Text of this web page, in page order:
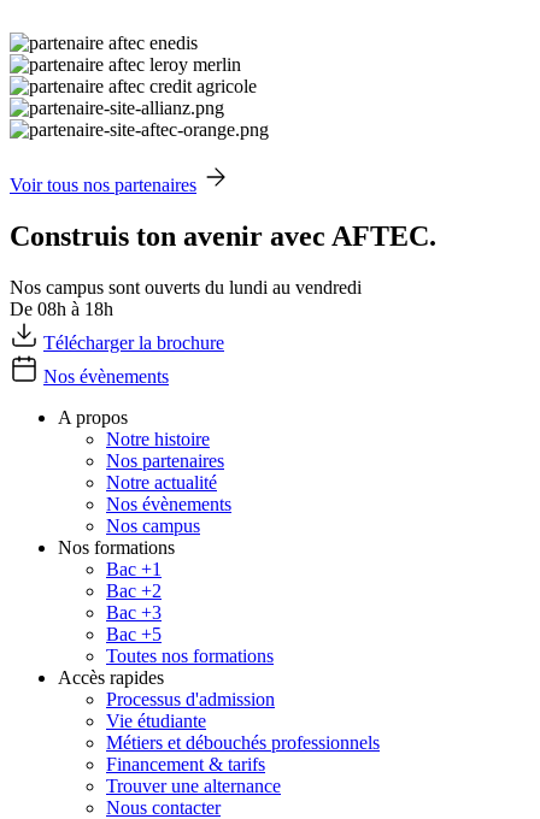
Voir tous nos partenaires
Construis ton avenir avec AFTEC.
Nos campus sont ouverts du lundi au vendredi
De 08h à 18h
Télécharger la brochure
Nos évènements
A propos
Notre histoire
Nos partenaires
Notre actualité
Nos évènements
Nos campus
Nos formations
Bac +1
Bac +2
Bac +3
Bac +5
Toutes nos formations
Accès rapides
Processus d'admission
Vie étudiante
Métiers et débouchés professionnels
Financement & tarifs
Trouver une alternance
Nous contacter